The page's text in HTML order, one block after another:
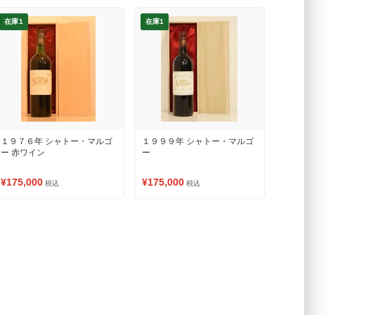
在庫1
１９７６年 シャトー・マルゴ
ー 赤ワイン
¥175,000 税込
在庫1
１９９９年 シャトー・マルゴ
ー
¥175,000 税込